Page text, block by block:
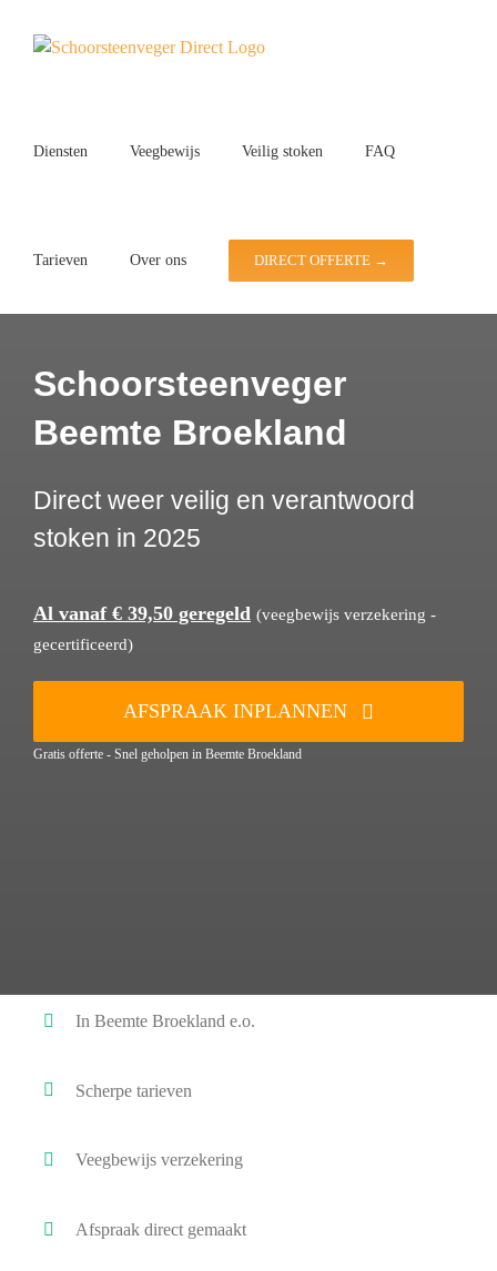
Diensten Veegbewijs Veilig stoken FAQ
Tarieven Over ons DIRECT OFFERTE →
Schoorsteenveger
Beemte Broekland
Direct weer veilig en verantwoord
stoken in 2025
Al vanaf € 39,50 geregeld (veegbewijs verzekering -
gecertificeerd)
AFSPRAAK INPLANNEN
Gratis offerte - Snel geholpen in Beemte Broekland
In Beemte Broekland e.o.
Scherpe tarieven
Veegbewijs verzekering
Afspraak direct gemaakt